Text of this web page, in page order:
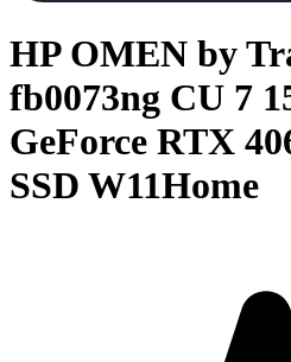
HP OMEN by
fb0073ng CU 7
GeForce RTX
SSD W11Home